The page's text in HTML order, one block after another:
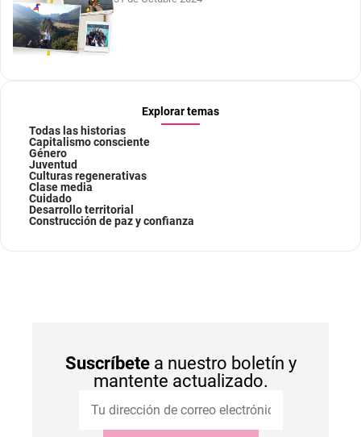
Explorar temas
Todas las historias
Capitalismo consciente
Género
Juventud
Culturas regenerativas
Clase media
Cuidado
Desarrollo territorial
Construcción de paz y confianza
Suscríbetea nuestro boletín y
mantente actualizado.